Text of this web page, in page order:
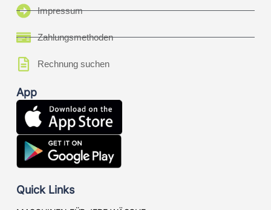
Impressum
Zahlungsmethoden
Rechnung suchen
App
Quick Links